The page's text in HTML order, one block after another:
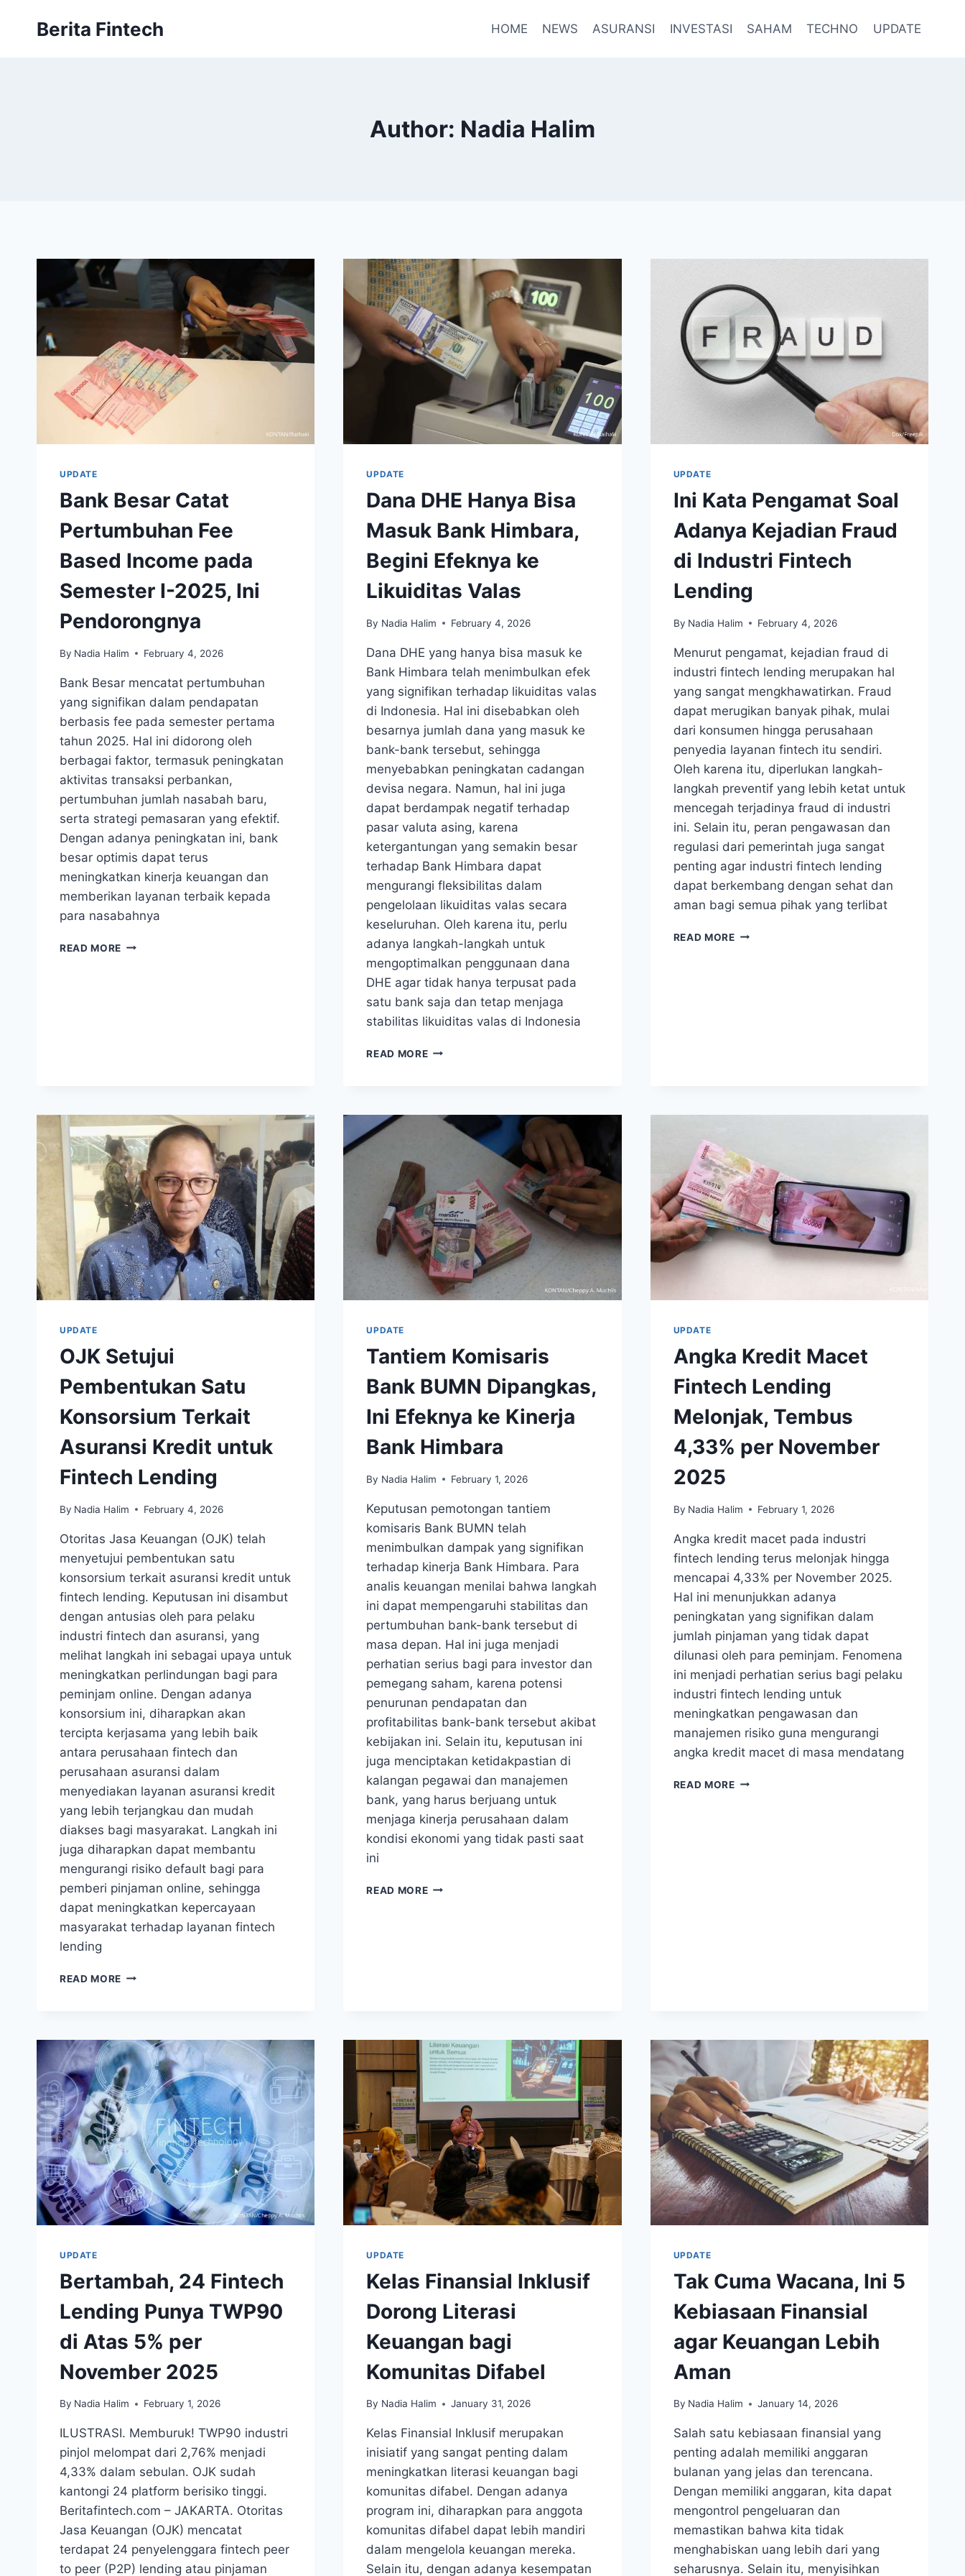
Berita Fintech HOME NEWS ASURANSI INVESTASI SAHAM TECHNO UPDATE
Author: Nadia Halim
UPDATE
Bank Besar Catat
Pertumbuhan Fee
Based Income pada
Semester I-2025, Ini
Pendorongnya
By Nadia Halim February 4, 2026
Bank Besar mencatat pertumbuhan
yang signifikan dalam pendapatan
berbasis fee pada semester pertama
tahun 2025. Hal ini didorong oleh
berbagai faktor, termasuk peningkatan
aktivitas transaksi perbankan,
pertumbuhan jumlah nasabah baru,
serta strategi pemasaran yang efektif.
Dengan adanya peningkatan ini, bank
besar optimis dapat terus
meningkatkan kinerja keuangan dan
memberikan layanan terbaik kepada
para nasabahnya
READ MORE BANK
PENDORONGNYA
UPDATE
Dana DHE Hanya Bisa
Masuk Bank Himbara,
Begini Efeknya ke
Likuiditas Valas
By Nadia Halim February 4, 2026
Dana DHE yang hanya bisa masuk ke
Bank Himbara telah menimbulkan efek
yang signifikan terhadap likuiditas valas
di Indonesia. Hal ini disebabkan oleh
besarnya jumlah dana yang masuk ke
bank-bank tersebut, sehingga
menyebabkan peningkatan cadangan
devisa negara. Namun, hal ini juga
dapat berdampak negatif terhadap
pasar valuta asing, karena
ketergantungan yang semakin besar
terhadap Bank Himbara dapat
mengurangi fleksibilitas dalam
pengelolaan likuiditas valas secara
keseluruhan. Oleh karena itu, perlu
adanya langkah-langkah untuk
mengoptimalkan penggunaan dana
DHE agar tidak hanya terpusat pada
satu bank saja dan tetap menjaga
stabilitas likuiditas valas di Indonesia
READ MOREDANA
BANK
HIMBARA,
LIKUIDITAS
VALAS
UPDATE
Ini Kata Pengamat Soal
Adanya Kejadian Fraud
di Industri Fintech
Lending
By Nadia Halim February 4, 2026
Menurut pengamat, kejadian fraud di
industri fintech lending merupakan hal
yang sangat mengkhawatirkan. Fraud
dapat merugikan banyak pihak, mulai
dari konsumen hingga perusahaan
penyedia layanan fintech itu sendiri.
Oleh karena itu, diperlukan langkah-
langkah preventif yang lebih ketat untuk
mencegah terjadinya fraud di industri
ini. Selain itu, peran pengawasan dan
regulasi dari pemerintah juga sangat
penting agar industri fintech lending
dapat berkembang dengan sehat dan
aman bagi semua pihak yang terlibat
READ MOREINI
UPDATE
OJK Setujui
Pembentukan Satu
Konsorsium Terkait
Asuransi Kredit untuk
Fintech Lending
By Nadia Halim February 4, 2026
Otoritas Jasa Keuangan (OJK) telah
menyetujui pembentukan satu
konsorsium terkait asuransi kredit untuk
fintech lending. Keputusan ini disambut
dengan antusias oleh para pelaku
industri fintech dan asuransi, yang
melihat langkah ini sebagai upaya untuk
meningkatkan perlindungan bagi para
peminjam online. Dengan adanya
konsorsium ini, diharapkan akan
tercipta kerjasama yang lebih baik
antara perusahaan fintech dan
perusahaan asuransi dalam
menyediakan layanan asuransi kredit
yang lebih terjangkau dan mudah
diakses bagi masyarakat. Langkah ini
juga diharapkan dapat membantu
mengurangi risiko default bagi para
pemberi pinjaman online, sehingga
dapat meningkatkan kepercayaan
masyarakat terhadap layanan fintech
lending
READ MORE OJK
TERKAIT
ASURANSI
KREDIT
UNTUK
FINTECH
LENDING
UPDATE
Tantiem Komisaris
Bank BUMN Dipangkas,
Ini Efeknya ke Kinerja
Bank Himbara
By Nadia Halim February 1, 2026
Keputusan pemotongan tantiem
komisaris Bank BUMN telah
menimbulkan dampak yang signifikan
terhadap kinerja Bank Himbara. Para
analis keuangan menilai bahwa langkah
ini dapat mempengaruhi stabilitas dan
pertumbuhan bank-bank tersebut di
masa depan. Hal ini juga menjadi
perhatian serius bagi para investor dan
pemegang saham, karena potensi
penurunan pendapatan dan
profitabilitas bank-bank tersebut akibat
kebijakan ini. Selain itu, keputusan ini
juga menciptakan ketidakpastian di
kalangan pegawai dan manajemen
bank, yang harus berjuang untuk
menjaga kinerja perusahaan dalam
kondisi ekonomi yang tidak pasti saat
ini
READ MORETANTIEM
HIMBARA
UPDATE
Angka Kredit Macet
Fintech Lending
Melonjak, Tembus
4,33% per November
2025
By Nadia Halim February 1, 2026
Angka kredit macet pada industri
fintech lending terus melonjak hingga
mencapai 4,33% per November 2025.
Hal ini menunjukkan adanya
peningkatan yang signifikan dalam
jumlah pinjaman yang tidak dapat
dilunasi oleh para peminjam. Fenomena
ini menjadi perhatian serius bagi pelaku
industri fintech lending untuk
meningkatkan pengawasan dan
manajemen risiko guna mengurangi
angka kredit macet di masa mendatang
READ MOREANGKA
UPDATE
Bertambah, 24 Fintech
Lending Punya TWP90
di Atas 5% per
November 2025
By Nadia Halim February 1, 2026
ILUSTRASI. Memburuk! TWP90 industri
pinjol melompat dari 2,76% menjadi
4,33% dalam sebulan. OJK sudah
kantongi 24 platform berisiko tinggi.
Beritafintech.com – JAKARTA. Otoritas
Jasa Keuangan (OJK) mencatat
terdapat 24 penyelenggara fintech peer
to peer (P2P) lending atau pinjaman
UPDATE
Kelas Finansial Inklusif
Dorong Literasi
Keuangan bagi
Komunitas Difabel
By Nadia Halim January 31, 2026
Kelas Finansial Inklusif merupakan
inisiatif yang sangat penting dalam
meningkatkan literasi keuangan bagi
komunitas difabel. Dengan adanya
program ini, diharapkan para anggota
komunitas difabel dapat lebih mandiri
dalam mengelola keuangan mereka.
Selain itu, dengan adanya kesempatan
UPDATE
Tak Cuma Wacana, Ini 5
Kebiasaan Finansial
agar Keuangan Lebih
Aman
By Nadia Halim January 14, 2026
Salah satu kebiasaan finansial yang
penting adalah memiliki anggaran
bulanan yang jelas dan terencana.
Dengan memiliki anggaran, kita dapat
mengontrol pengeluaran dan
memastikan bahwa kita tidak
menghabiskan uang lebih dari yang
seharusnya. Selain itu, menyisihkan